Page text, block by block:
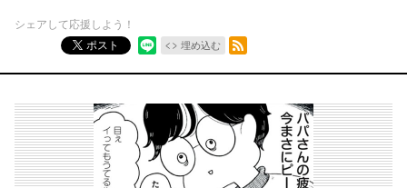
シェアして応援しよう！
ポスト
埋め込む
RSSフィード